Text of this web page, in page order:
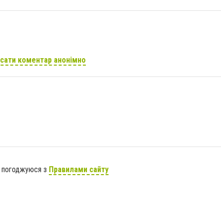
коментар анонімно
з Правилами сайту